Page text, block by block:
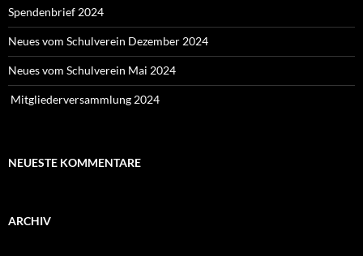
Spendenbrief 2024
Neues vom Schulverein Dezember 2024
Neues vom Schulverein Mai 2024
Mitgliederversammlung 2024
NEUESTE KOMMENTARE
ARCHIV